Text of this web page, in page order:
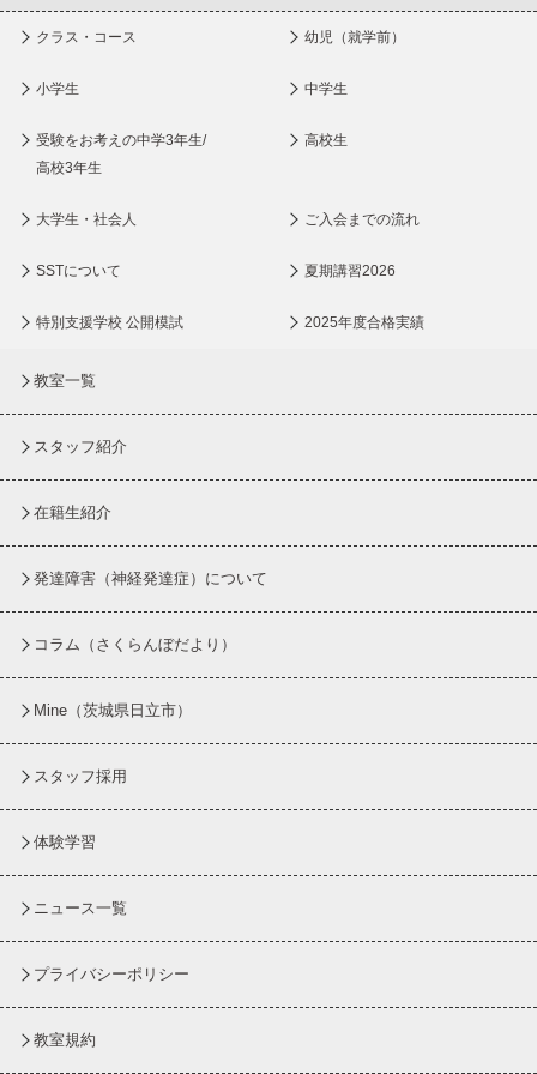
クラス・コース 幼児（就学前）
小学生 中学生
受験をお考えの中学3年生/
高校3年生
高校生
大学生・社会人 ご入会までの流れ
SSTについて 夏期講習2026
特別支援学校 公開模試 2025年度合格実績
教室一覧
スタッフ紹介
在籍生紹介
発達障害（神経発達症）について
コラム （さくらんぼだより）
Mine（茨城県日立市）
スタッフ採用
体験学習
ニュース一覧
プライバシーポリシー
教室規約